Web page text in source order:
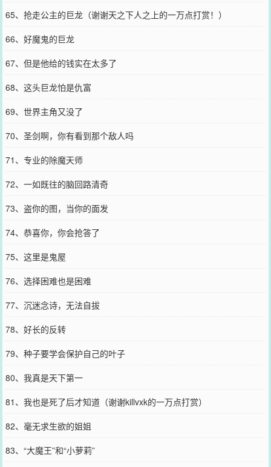
65、抢走公主的巨龙（谢谢天之下人之上的一万点打赏！）
66、好魔鬼的巨龙
67、但是他给的钱实在太多了
68、这头巨龙怕是仇富
69、世界主角又没了
70、圣剑啊，你有看到那个敌人吗
71、专业的除魔天师
72、一如既往的脑回路清奇
73、盗你的图，当你的面发
74、恭喜你，你会抢答了
75、这里是鬼屋
76、选择困难也是困难
77、沉迷念诗，无法自拔
78、好长的反转
79、种子要学会保护自己的叶子
80、我真是天下第一
81、我也是死了后才知道（谢谢killvxk的一万点打赏）
82、毫无求生欲的姐姐
83、“大魔王”和“小萝莉”